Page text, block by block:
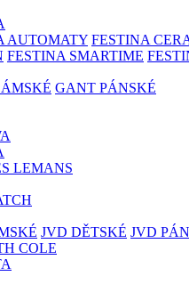
AUTOMATY FESTINA
FESTINA SMARTIME
GANT PÁNSKÉ
LEMANS
JVD DĚTSKÉ JVD
COLE